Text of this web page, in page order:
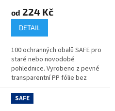
od 224 Kč
DETAIL
100 ochranných obalů SAFE pro
staré nebo novodobé
pohlednice. Vyrobeno z pevné
transparentní PP fólie bez
změkčovadel. Otevřené na užší
straně pro snadné vkládání
pohlednic.
SAFE